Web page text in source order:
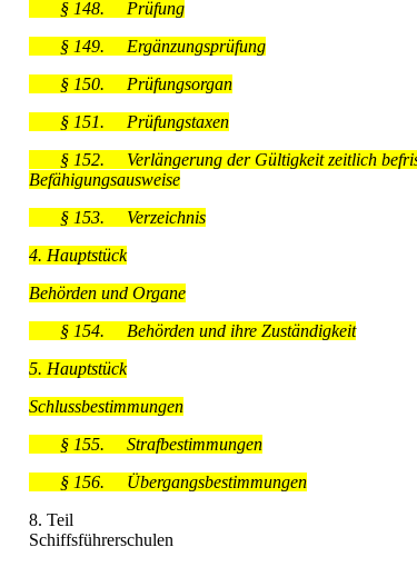
§ 148.
Prüfung
§ 149.
Ergänzungsprüfung
§ 150.
Prüfungsorgan
§ 151.
Prüfungstaxen
§ 152.
Verlängerung der Gültigkeit zeitlich
Befähigungsausweise
§ 153.
Verzeichnis
4. Hauptstück
Behörden und Organe
§ 154.
Behörden und ihre Zuständigkeit
5. Hauptstück
Schlussbestimmungen
§ 155.
Strafbestimmungen
§ 156.
Übergangsbestimmungen
8. Teil
Schiffsführerschulen